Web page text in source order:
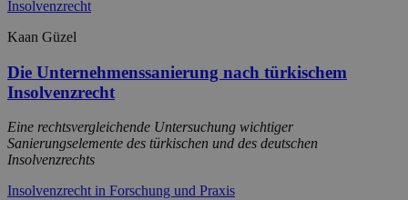
Kaan Güzel
Die Unternehmenssanierung nach türkischem
Insolvenzrecht
Eine rechtsvergleichende Untersuchung wichtiger
Sanierungselemente des türkischen und des deutschen
Insolvenzrechts
Insolvenzrecht in Forschung und Praxis